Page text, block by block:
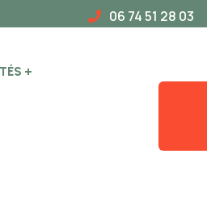
06 74 51 28 03